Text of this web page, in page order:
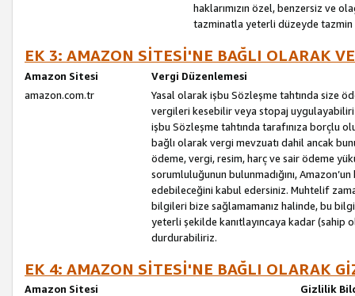
haklarımızın özel, benzersiz ve
tazminatla yeterli düzeyde
EK 3: AMAZON SİTESİ'NE BAĞLI OLARAK
Amazon Sitesi
Vergi Düzenlemesi
amazon.com.tr
Yasal olarak işbu Sözleşme tahtında size
vergileri kesebilir veya stopaj
işbu Sözleşme tahtında tarafınıza borçlu
bağlı olarak vergi mevzuatı dahil ancak
ödeme, vergi, resim, harç ve sair ödeme
sorumluluğunun bulunmadığını,
edebileceğini kabul edersiniz. Muhtelif
bilgileri bize sağlamamanız halinde, bu
yeterli şekilde kanıtlayıncaya kadar
durdurabiliriz.
EK 4: AMAZON SİTESİ'NE BAĞLI OLARAK
Amazon Sitesi
Gizlilik